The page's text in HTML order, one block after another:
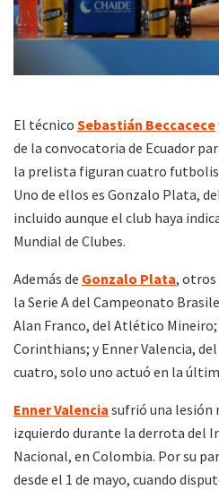
El técnico Sebastián Beccacece
de la convocatoria de Ecuador
la prelista figuran cuatro
Uno de ellos es Gonzalo Plata,
incluido aunque el club haya
Mundial de Clubes.
Además de Gonzalo Plata, otros
la Serie A del Campeonato
Alan Franco, del Atlético
Corinthians; y Enner Valencia,
cuatro, solo uno actuó en la
Enner Valencia sufrió una lesión
izquierdo durante la derrota del
Nacional, en Colombia. Por su
desde el 1 de mayo, cuando